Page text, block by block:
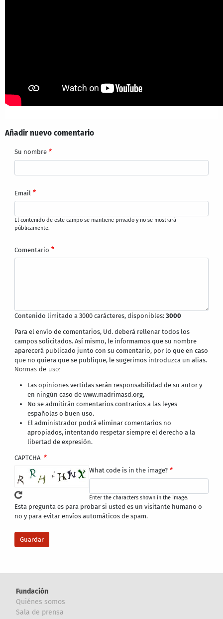
Añadir nuevo comentario
Su nombre
Email
El contenido de este campo se mantiene privado y no se mostrará
públicamente.
Comentario
Contenido limitado a 3000 carácteres, disponibles:3000
Para el envío de comentarios, Ud. deberá rellenar todos los
campos solicitados. Así mismo, le informamos que su nombre
aparecerá publicado junto con su comentario, por lo que en caso
que no quiera que se publique, le sugerimos introduzca un alias.
Normas de uso:
Las opiniones vertidas serán responsabilidad de su autor y
en ningún caso de www.madrimasd.org,
No se admitirán comentarios contrarios a las leyes
españolas o buen uso.
El administrador podrá eliminar comentarios no
apropiados, intentando respetar siempre el derecho a la
libertad de expresión.
CAPTCHA
What code is in the image?
Enter the characters shown in the image.
Esta pregunta es para probar si usted es un visitante humano o
no y para evitar envíos automáticos de spam.
Fundación
Quiénes somos
Sala de prensa